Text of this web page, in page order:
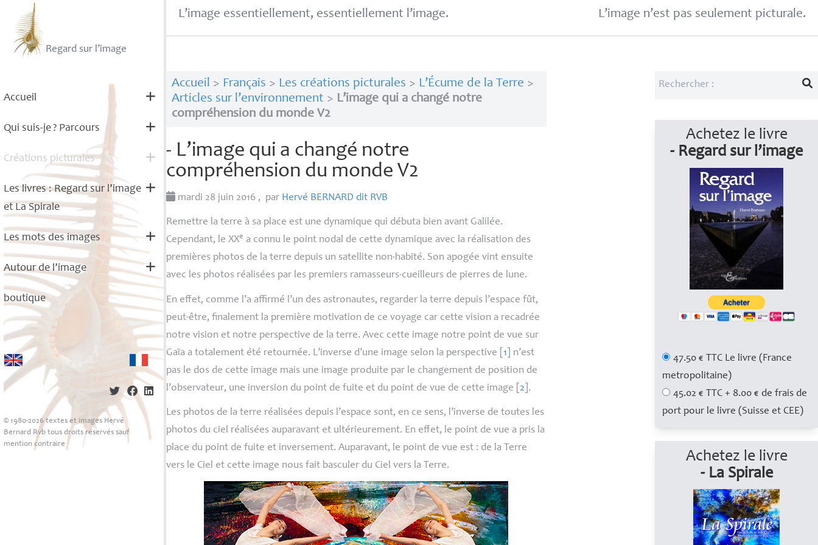
Regard sur l’image
Accueil
Qui suis-je? Parcours
Créations picturales
Les livres : Regard sur l’image
et La Spirale
Les mots des images
Autour de l’image
boutique
© 1980-2026 textes et images Hervé
Bernard Rvb tous droits réservés sauf
mention contraire
L’image essentiellement, essentiellement l’image. L’image n’est pas seulement picturale.
Accueil > Français > Les créations picturales > L’Écume de la Terre >
Articles sur l’environnement > L’image qui a changé notre
compréhension du monde V2
- L’image qui a changé notre
compréhension du monde V2
mardi 28 juin 2016 , par Hervé BERNARD dit RVB
Remettre la terre à sa place est une dynamique qui débuta bien avant Galilée.
Cependant, leXXe a connu le point nodal de cette dynamique avec la réalisation des
premières photos de la terre depuis un satellite non-habité. Son apogée vint ensuite
avec les photos réalisées par les premiers ramasseurs-cueilleurs de pierres de lune.
En effet, comme l’a affirmé l’un des astronautes, regarder la terre depuis l’espace fût,
peut-être, finalement la première motivation de ce voyage car cette vision a recadrée
notre vision et notre perspective de la terre. Avec cette image notre point de vue sur
Gaïa a totalement été retournée. L’inverse d’une image selon la perspective [1
n’est
pas le dos de cette image mais une image produite par le changement de position de
l’observateur, une inversion du point de fuite et du point de vue de cette image
2 .
Les photos de la terre réalisées depuis l’espace sont, en ce sens, l’inverse de toutes les
photos du ciel réalisées auparavant et ultérieurement. En effet, le point de vue a pris la
place du point de fuite et inversement. Auparavant, le point de vue est : de la Terre
vers le Ciel et cette image nous fait basculer du Ciel vers la Terre.
Achetez le livre
- Regard sur l’image
47.50 € TTC Le livre (France
metropolitaine)
45.02 € TTC + 8.00 € de frais de
port pour le livre (Suisse et CEE)
Achetez le livre
- La Spirale